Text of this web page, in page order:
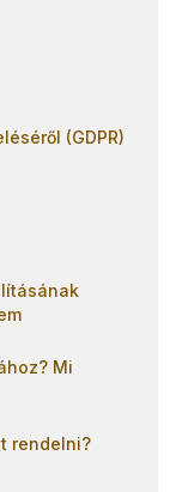
(GDPR)
Mi
rendelni?